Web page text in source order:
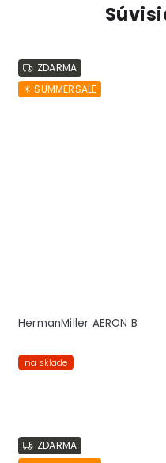
ZDARMA
☀︎ SUMMERSALE
HermanMiller AERON B
na sklade
ZDARMA